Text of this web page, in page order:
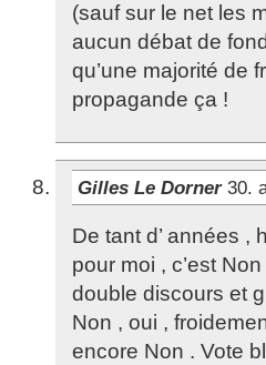
(sauf sur le net les
aucun débat de
qu’une majorité de
propagande ça !
Gilles Le Dorner 30.
De tant d’ années ,
pour moi , c’est
double discours et
Non , oui ,
encore Non . Vote